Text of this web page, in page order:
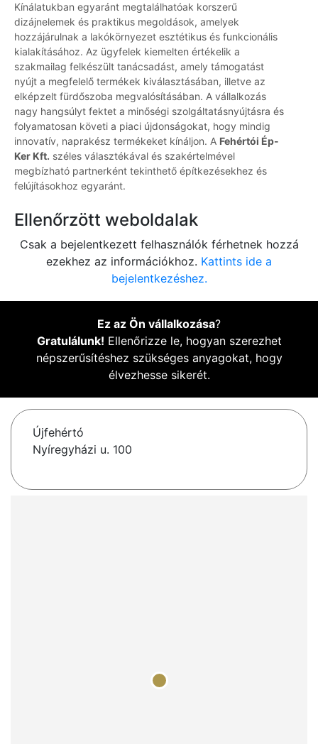
Kínálatukban egyaránt megtalálhatóak korszerű
dizájnelemek és praktikus megoldások, amelyek
hozzájárulnak a lakókörnyezet esztétikus és funkcionális
kialakításához. Az ügyfelek kiemelten értékelik a
szakmailag felkészült tanácsadást, amely támogatást
nyújt a megfelelő termékek kiválasztásában, illetve az
elképzelt fürdőszoba megvalósításában. A vállalkozás
nagy hangsúlyt fektet a minőségi szolgáltatásnyújtásra és
folyamatosan követi a piaci újdonságokat, hogy mindig
innovatív, naprakész termékeket kínáljon. A Fehértói Ép-
Ker Kft. széles választékával és szakértelmével
megbízható partnerként tekinthető építkezésekhez és
felújításokhoz egyaránt.
Ellenőrzött weboldalak
Csak a bejelentkezett felhasználók férhetnek hozzá
ezekhez az információkhoz. Kattints ide a
bejelentkezéshez.
Ez az Ön vállalkozása?
Gratulálunk! Ellenőrizze le, hogyan szerezhet
népszerűsítéshez szükséges anyagokat, hogy
élvezhesse sikerét.
Újfehértó
Nyíregyházi u. 100